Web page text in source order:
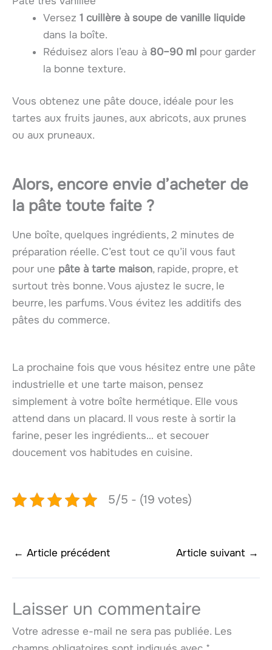
Versez 1 cuillère à soupe de vanille liquide
dans la boîte.
Réduisez alors l’eau à 80–90 ml pour garder
la bonne texture.
Vous obtenez une pâte douce, idéale pour les
tartes aux fruits jaunes, aux abricots, aux prunes
ou aux pruneaux.
Alors, encore envie d’acheter de
la pâte toute faite ?
Une boîte, quelques ingrédients, 2 minutes de
préparation réelle. C’est tout ce qu’il vous faut
pour une pâte à tarte maison, rapide, propre, et
surtout très bonne. Vous ajustez le sucre, le
beurre, les parfums. Vous évitez les additifs des
pâtes du commerce.
La prochaine fois que vous hésitez entre une pâte
industrielle et une tarte maison, pensez
simplement à votre boîte hermétique. Elle vous
attend dans un placard. Il vous reste à sortir la
farine, peser les ingrédients… et secouer
doucement vos habitudes en cuisine.
5/5 - (19 votes)
← Article précédent Article suivant →
Laisser un commentaire
Votre adresse e-mail ne sera pas publiée. Les